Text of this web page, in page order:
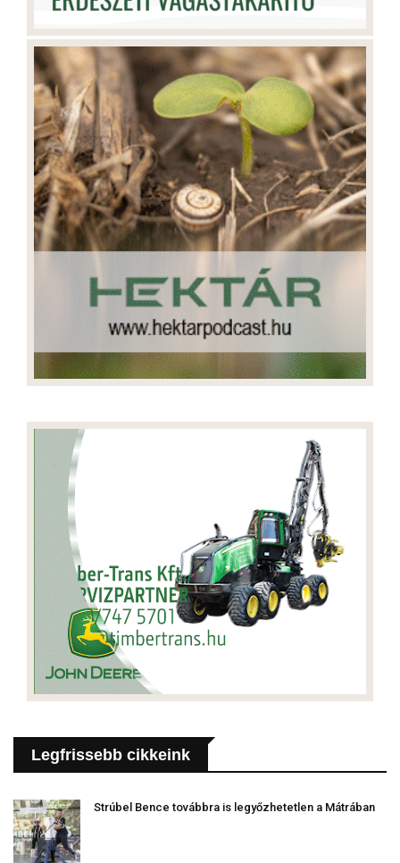
Legfrissebb cikkeink
Strúbel Bence továbbra is legyőzhetetlen a Mátrában